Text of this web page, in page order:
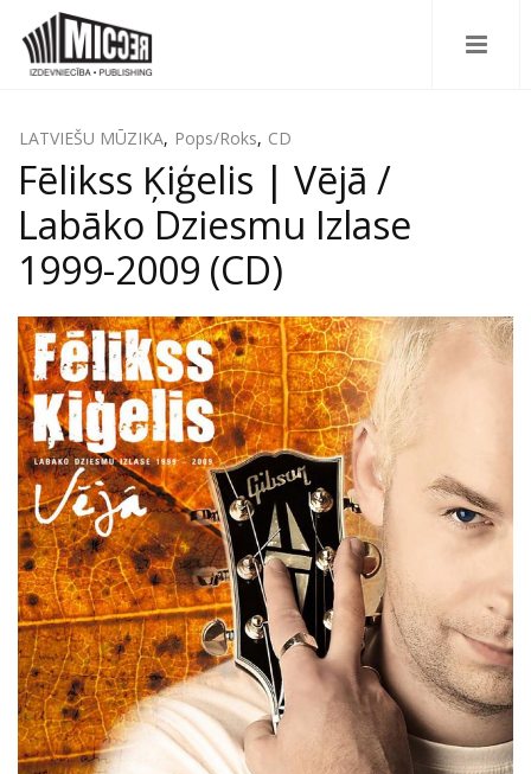
LATVIEŠU MŪZIKA, Pops/Roks, CD
Fēlikss Ķiģelis | Vējā /
Labāko Dziesmu Izlase
1999-2009 (CD)